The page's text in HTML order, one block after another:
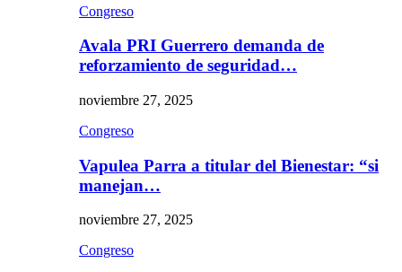
Congreso
Avala PRI Guerrero demanda de
reforzamiento de seguridad…
noviembre 27, 2025
Congreso
Vapulea Parra a titular del Bienestar: “si
manejan…
noviembre 27, 2025
Congreso